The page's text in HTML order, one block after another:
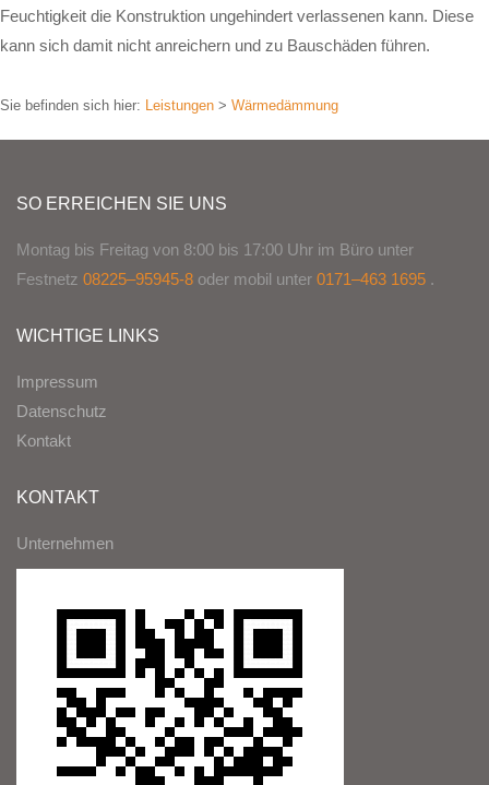
Feuchtigkeit die Konstruktion ungehindert verlassenen kann. Diese
kann sich damit nicht anreichern und zu Bauschäden führen.
Sie befinden sich hier: Leistungen > Wärmedämmung
SO ERREICHEN SIE UNS
Montag bis Freitag von 8:00 bis 17:00 Uhr im Büro unter
Festnetz 08225–95945-8 oder mobil unter 0171–463 1695 .
WICHTIGE LINKS
Impressum
Datenschutz
Kontakt
KONTAKT
Unternehmen